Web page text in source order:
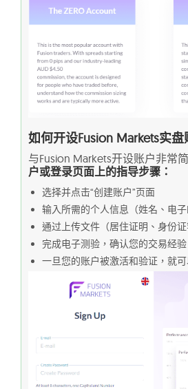
如何开设Fusion Markets实盘
与Fusion Markets开设账户非常
户或登录页面上的指导步骤：
选择并点击“创建账户”页面
输入所需的个人信息（姓名、电子
通过上传文件（居住证明、身份
完成电子测验，确认您的交易经验
一旦您的账户被激活和验证，就